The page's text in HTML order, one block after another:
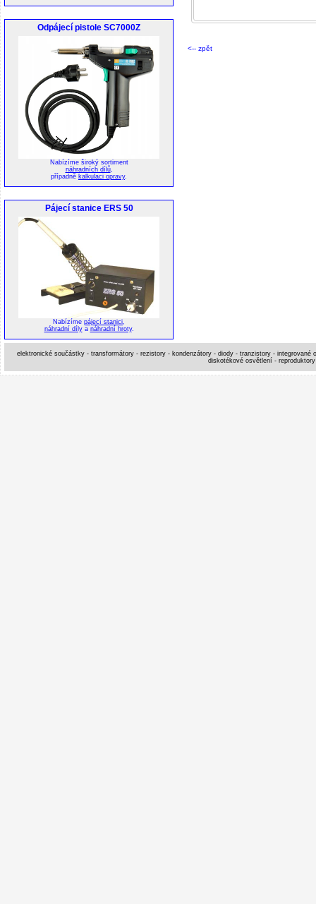
Odpájecí pistole SC7000Z
Nabízíme široký sortiment
náhradních dílů,
případně kalkulaci opravy.
Pájecí stanice ERS 50
Nabízíme pájecí stanici,
náhradní dílya náhradní hroty.
<-- zpět
elektronické součástky - transformátory - rezistory - kondenzátory - diody - tranzistory -
diskotékové osvětlení -